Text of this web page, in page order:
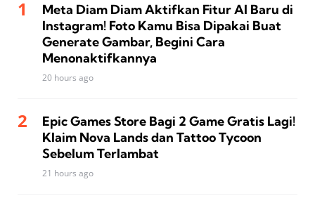
Meta Diam Diam Aktifkan Fitur AI Baru di
Instagram! Foto Kamu Bisa Dipakai Buat
Generate Gambar, Begini Cara
Menonaktifkannya
20 hours ago
Epic Games Store Bagi 2 Game Gratis Lagi!
Klaim Nova Lands dan Tattoo Tycoon
Sebelum Terlambat
21 hours ago